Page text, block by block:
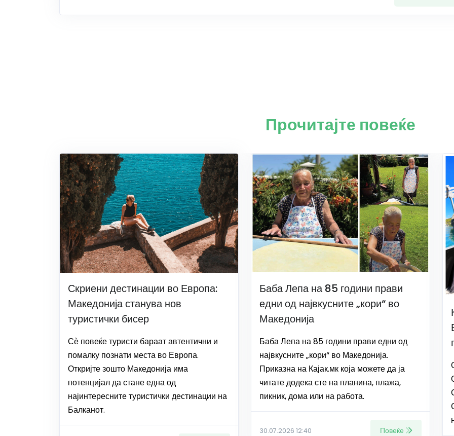
Прочитајте повеќе
Скриени дестинации во Европа:
Македонија станува нов
туристички бисер
Сѐ повеќе туристи бараат автентични и
помалку познати места во Европа.
Откријте зошто Македонија има
потенцијал да стане една од
најинтересните туристички дестинации на
Балканот.
Баба Лепа на 85 години прави
едни од највкусните „кори“ во
Македонија
Баба Лепа на 85 години прави едни од
највкусните „кори“ во Македонија.
Приказна на Кајак.мк која можете да ја
читате додека сте на планина, плажа,
пикник, дома или на работа.
30.07.2026 12:40 Повеќе